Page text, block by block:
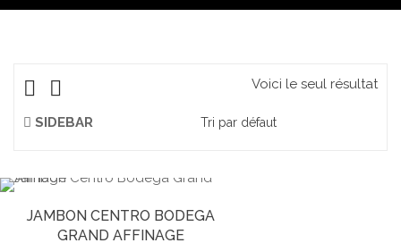
Voici le seul résultat
SIDEBAR
JAMBON CENTRO BODEGA
GRAND AFFINAGE